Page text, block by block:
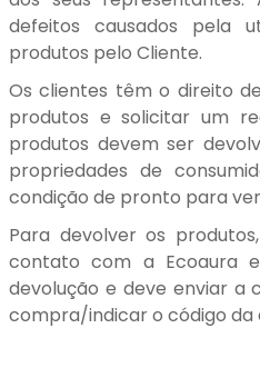
defeitos causados pela
produtos pelo Cliente.
Os clientes têm o direito
produtos e solicitar um
produtos devem ser
propriedades de
condição de pronto para
Para devolver os
contato com a Ecoaura
devolução e deve enviar a
compra/indicar o código da